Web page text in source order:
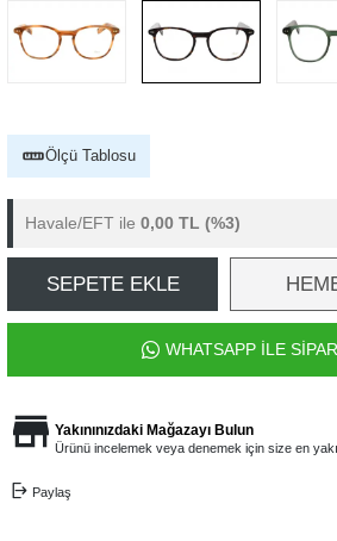
Ölçü Tablosu
Havale/EFT ile 0,00 TL (%3)
SEPETE EKLE
WHATSAPP İLE
Yakınınızdaki Mağazayı Bulun
Ürünü incelemek veya denemek için size en
Paylaş